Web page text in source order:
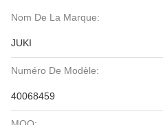
Nom De La Marque:
JUKI
Numéro De Modèle:
40068459